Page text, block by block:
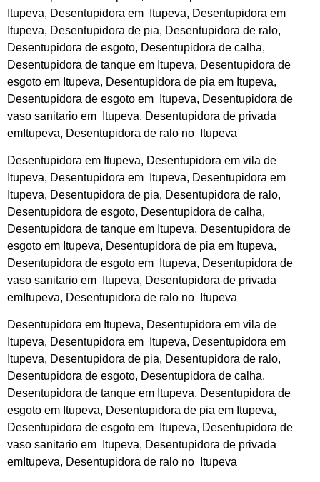
Itupeva, Desentupidora em Itupeva, Desentupidora em
Itupeva, Desentupidora de pia, Desentupidora de ralo,
Desentupidora de esgoto, Desentupidora de calha,
Desentupidora de tanque em Itupeva, Desentupidora de
esgoto em Itupeva, Desentupidora de pia em Itupeva,
Desentupidora de esgoto em Itupeva, Desentupidora de
vaso sanitario em Itupeva, Desentupidora de privada
emItupeva, Desentupidora de ralo no Itupeva
Desentupidora em Itupeva, Desentupidora em vila de
Itupeva, Desentupidora em Itupeva, Desentupidora em
Itupeva, Desentupidora de pia, Desentupidora de ralo,
Desentupidora de esgoto, Desentupidora de calha,
Desentupidora de tanque em Itupeva, Desentupidora de
esgoto em Itupeva, Desentupidora de pia em Itupeva,
Desentupidora de esgoto em Itupeva, Desentupidora de
vaso sanitario em Itupeva, Desentupidora de privada
emItupeva, Desentupidora de ralo no Itupeva
Desentupidora em Itupeva, Desentupidora em vila de
Itupeva, Desentupidora em Itupeva, Desentupidora em
Itupeva, Desentupidora de pia, Desentupidora de ralo,
Desentupidora de esgoto, Desentupidora de calha,
Desentupidora de tanque em Itupeva, Desentupidora de
esgoto em Itupeva, Desentupidora de pia em Itupeva,
Desentupidora de esgoto em Itupeva, Desentupidora de
vaso sanitario em Itupeva, Desentupidora de privada
emItupeva, Desentupidora de ralo no Itupeva